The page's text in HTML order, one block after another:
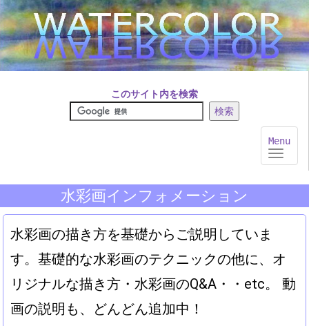
このサイト内を検索
Toggle
Menu
水彩画インフォメーション
水彩画の描き方を基礎からご説明していま
す。基礎的な水彩画のテクニックの他に、オ
リジナルな描き方・水彩画のQ&A・・etc。 動
画の説明も、どんどん追加中！